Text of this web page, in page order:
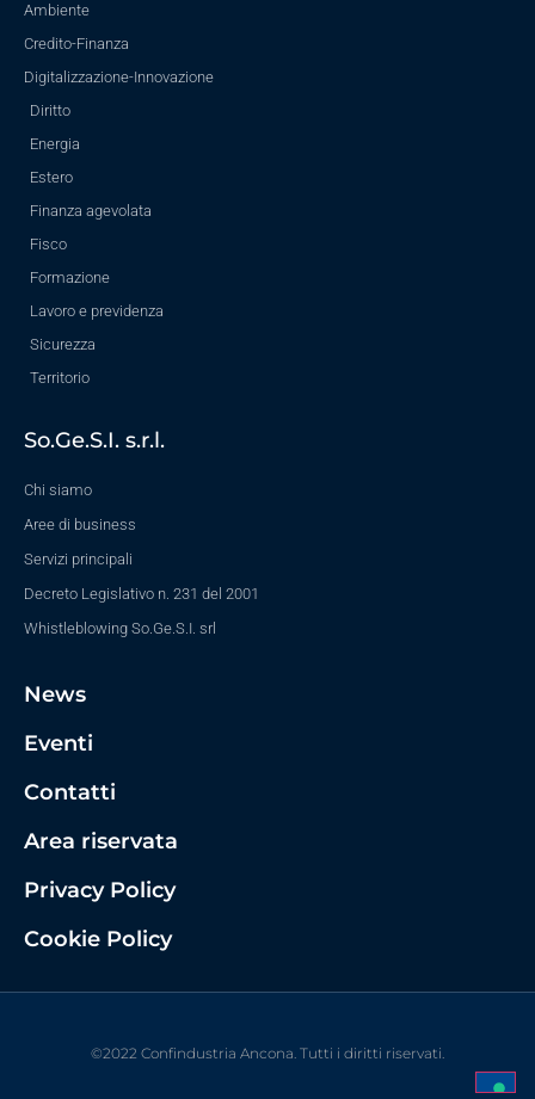
Ambiente
Credito-Finanza
Digitalizzazione-Innovazione
Diritto
Energia
Estero
Finanza agevolata
Fisco
Formazione
Lavoro e previdenza
Sicurezza
Territorio
So.Ge.S.I. s.r.l.
Chi siamo
Aree di business
Servizi principali
Decreto Legislativo n. 231 del 2001
Whistleblowing So.Ge.S.I. srl
News
Eventi
Contatti
Area riservata
Privacy Policy
Cookie Policy
©2022 Confindustria Ancona. Tutti i diritti riservati.